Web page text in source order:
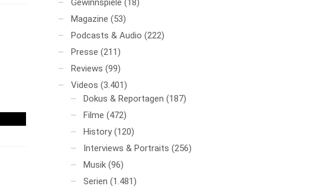
Gewinnspiele (18)
Magazine (53)
Podcasts & Audio (222)
Presse (211)
Reviews (99)
Videos (3.401)
Dokus & Reportagen (187)
Filme (472)
History (120)
Interviews & Portraits (256)
Musik (96)
Serien (1.481)